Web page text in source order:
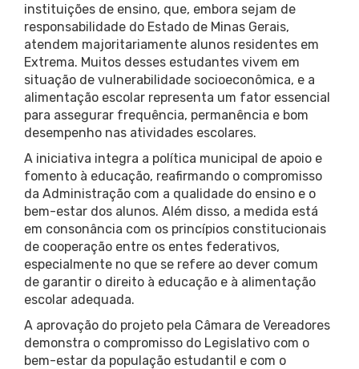
instituições de ensino, que, embora sejam de
responsabilidade do Estado de Minas Gerais,
atendem majoritariamente alunos residentes em
Extrema. Muitos desses estudantes vivem em
situação de vulnerabilidade socioeconômica, e a
alimentação escolar representa um fator essencial
para assegurar frequência, permanência e bom
desempenho nas atividades escolares.
A iniciativa integra a política municipal de apoio e
fomento à educação, reafirmando o compromisso
da Administração com a qualidade do ensino e o
bem-estar dos alunos. Além disso, a medida está
em consonância com os princípios constitucionais
de cooperação entre os entes federativos,
especialmente no que se refere ao dever comum
de garantir o direito à educação e à alimentação
escolar adequada.
A aprovação do projeto pela Câmara de Vereadores
demonstra o compromisso do Legislativo com o
bem-estar da população estudantil e com o